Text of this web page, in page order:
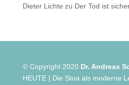
Dieter Lichte zu Der Tod ist
© Copyright 2020 Dr. Andreas
HEUTE | Die Stoa als moderne